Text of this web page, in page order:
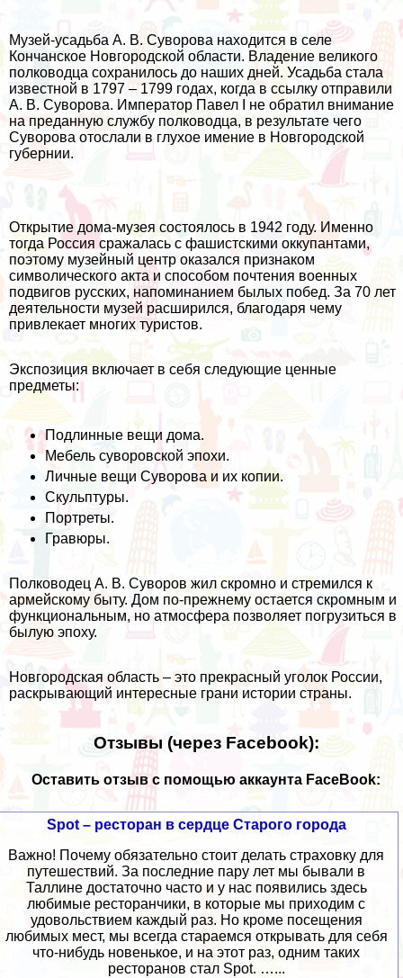
Музей-усадьба А. В. Суворова находится в селе
Кончанское Новгородской области. Владение великого
полководца сохранилось до наших дней. Усадьба стала
известной в 1797 – 1799 годах, когда в ссылку отправили
А. В. Суворова. Император Павел I не обратил внимание
на преданную службу полководца, в результате чего
Суворова отослали в глухое имение в Новгородской
губернии.
Открытие дома-музея состоялось в 1942 году. Именно
тогда Россия сражалась с фашистскими оккупантами,
поэтому музейный центр оказался признаком
символического акта и способом почтения военных
подвигов русских, напоминанием былых побед. За 70 лет
деятельности музей расширился, благодаря чему
привлекает многих туристов.
Экспозиция включает в себя следующие ценные
предметы:
Подлинные вещи дома.
Мебель суворовской эпохи.
Личные вещи Суворова и их копии.
Скульптуры.
Портреты.
Гравюры.
Полководец А. В. Суворов жил скромно и стремился к
армейскому быту. Дом по-прежнему остается скромным и
функциональным, но атмосфера позволяет погрузиться в
былую эпоху.
Новгородская область – это прекрасный уголок России,
раскрывающий интересные грани истории страны.
Отзывы (через Facebook):
Оставить отзыв с помощью аккаунта FaceBook:
Spot – ресторан в сердце Старого города
Важно! Почему обязательно стоит делать страховку для
путешествий. За последние пару лет мы бывали в
Таллине достаточно часто и у нас появились здесь
любимые ресторанчики, в которые мы приходим с
удовольствием каждый раз. Но кроме посещения
любимых мест, мы всегда стараемся открывать для себя
что-нибудь новенькое, и на этот раз, одним таких
ресторанов стал Spot. …...